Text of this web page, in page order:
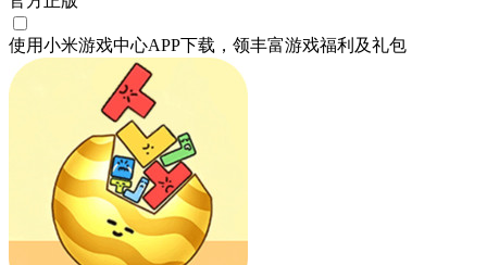
使用小米游戏中心APP下载 ，领丰富游戏福利 及礼包